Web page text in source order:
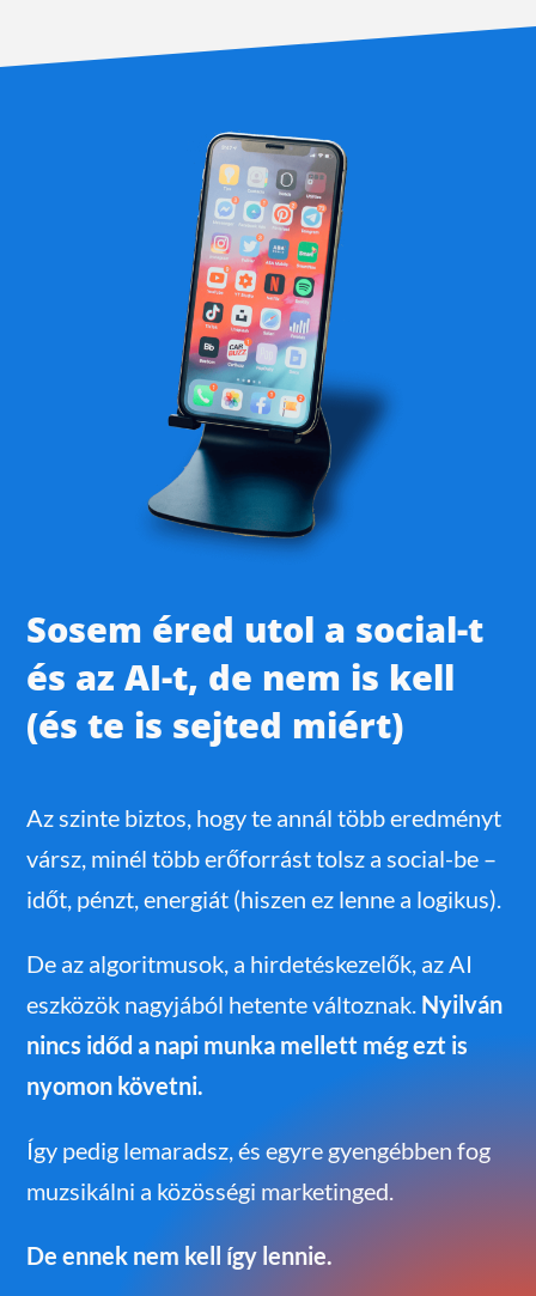
Sosem éred utol a social-t
és az AI-t, de nem is kell
(és te is sejted miért)
Az szinte biztos, hogy te annál több eredményt
vársz, minél több erőforrást tolsz a social-be –
időt, pénzt, energiát (hiszen ez lenne a logikus).
De az algoritmusok, a hirdetéskezelők, az AI
eszközök nagyjából hetente változnak. Nyilván
nincs időd a napi munka mellett még ezt is
nyomon követni.
Így pedig lemaradsz, és egyre gyengébben fog
muzsikálni a közösségi marketinged.
De ennek nem kell így lennie.